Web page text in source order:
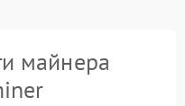
майнера